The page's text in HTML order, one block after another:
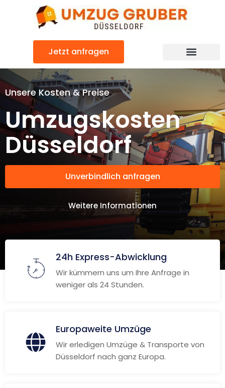
Jetzt anfragen
Unsere Kosten & Preise
Umzugskosten
Düsseldorf
Unverbindlich anfragen
Weitere Informationen
24h Express-Abwicklung
Wir kümmern uns um Ihre Anfrage in
weniger als 24 Stunden.
Europaweite Umzüge
Wir erledigen Umzüge & Transporte von
Düsseldorf nach ganz Europa.